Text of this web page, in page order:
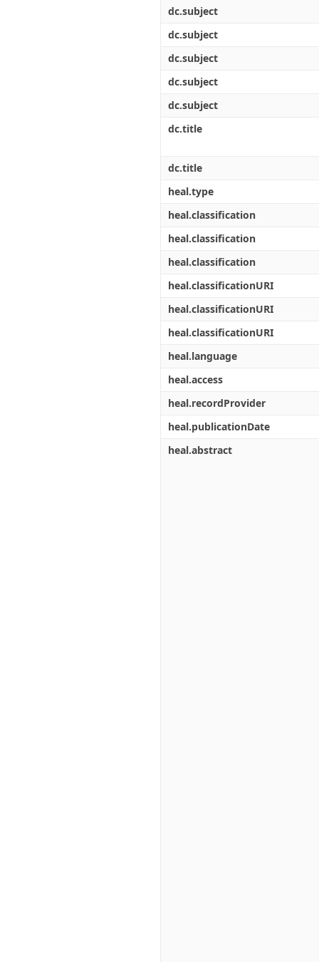
dc.subject
dc.subject
dc.subject
dc.subject
dc.subject
dc.title
dc.title
heal.type
heal.classification
heal.classification
heal.classification
heal.classificationURI
heal.classificationURI
heal.classificationURI
heal.language
heal.access
heal.recordProvider
heal.publicationDate
heal.abstract